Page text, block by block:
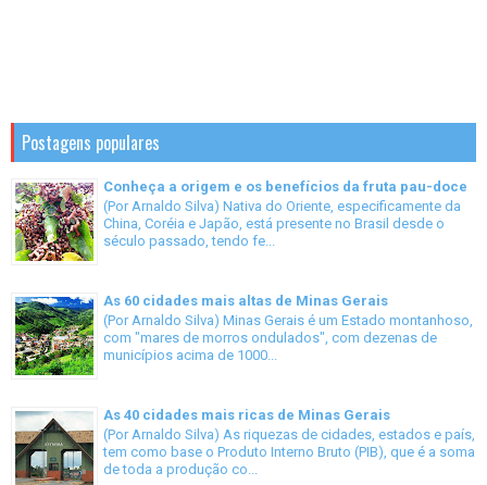
Postagens populares
Conheça a origem e os benefícios da fruta pau-doce
(Por Arnaldo Silva) Nativa do Oriente, especificamente da
China, Coréia e Japão, está presente no Brasil desde o
século passado, tendo fe...
As 60 cidades mais altas de Minas Gerais
(Por Arnaldo Silva) Minas Gerais é um Estado montanhoso,
com "mares de morros ondulados", com dezenas de
municípios acima de 1000...
As 40 cidades mais ricas de Minas Gerais
(Por Arnaldo Silva) As riquezas de cidades, estados e país,
tem como base o Produto Interno Bruto (PIB), que é a soma
de toda a produção co...